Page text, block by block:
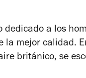
dedicado a los
la mejor calidad.
británico, se